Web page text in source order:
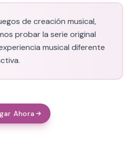
de creación musical,
probar la serie original
musical diferente
Ahora